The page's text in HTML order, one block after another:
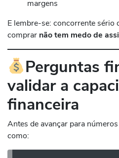
margens
E lembre-se: concorrente sério
comprar não tem medo de
Perguntas
validar a
financeira
Antes de avançar para
como: